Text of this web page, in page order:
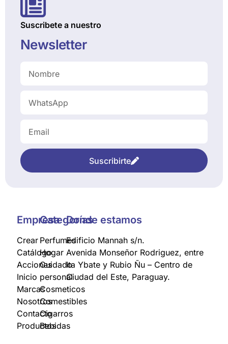
Suscribete a nuestro
Newsletter
Suscribirte
Empresa
Crear
Catálogo
Acciones
Inicio
Marcas
Nosotros
Contacto
Productos
Categorías
Perfumes
Hogar
Cuidado
personal
Cosmeticos
Comestibles
Cigarros
Bebidas
Donde estamos
Edificio Mannah s/n.
Avenida Monseñor Rodriguez, entre
Ita Ybate y Rubio Ñu – Centro de
Ciudad del Este, Paraguay.